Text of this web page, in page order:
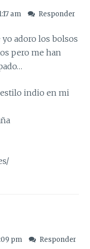
am Responder
adoro los bolsos
pero me han
indio en mi
pm Responder